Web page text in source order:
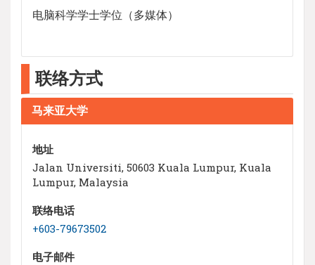
电脑科学学士学位（多媒体）
联络方式
马来亚大学
地址
Jalan Universiti, 50603 Kuala Lumpur, Kuala
Lumpur, Malaysia
联络电话
+603-79673502
电子邮件